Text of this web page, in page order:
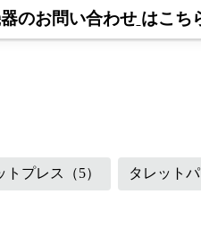
のお問い合わせ はこち
トプレス （5） タレット